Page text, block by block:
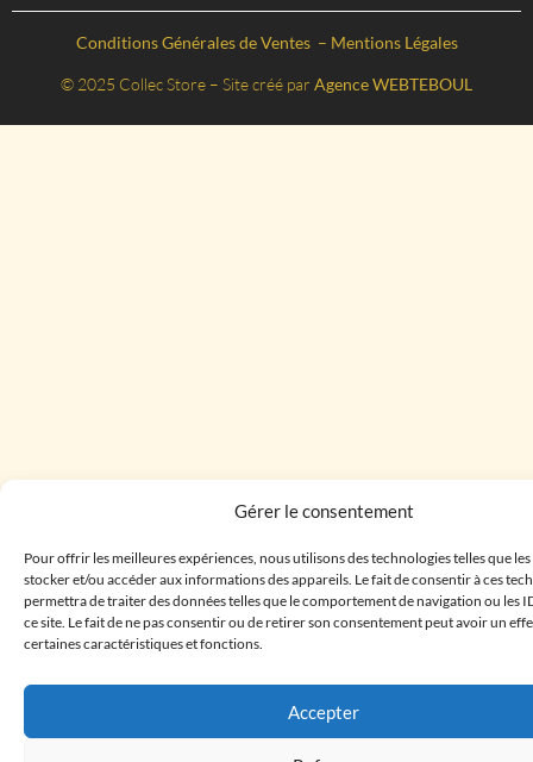
Gérer le consentement
Pour offrir les meilleures expériences, nous utilisons des technologies telles que
stocker et/ou accéder aux informations des appareils. Le fait de consentir à ces
permettra de traiter des données telles que le comportement de navigation ou les
ce site. Le fait de ne pas consentir ou de retirer son consentement peut avoir un
certaines caractéristiques et fonctions.
Accepter
Conditions Générales de Ventes – Mentions Légales
© 2025 Collec Store – Site créé par Agence WEBTEBOUL